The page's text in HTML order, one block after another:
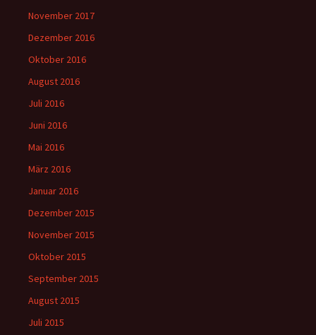
November 2017
Dezember 2016
Oktober 2016
August 2016
Juli 2016
Juni 2016
Mai 2016
März 2016
Januar 2016
Dezember 2015
November 2015
Oktober 2015
September 2015
August 2015
Juli 2015